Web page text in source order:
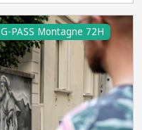
G-PASS Montagne 72H